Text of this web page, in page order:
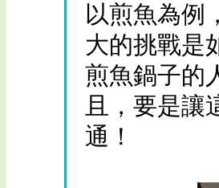
以煎魚為例
大的挑戰是
煎魚鍋子的
且，要是讓
通！